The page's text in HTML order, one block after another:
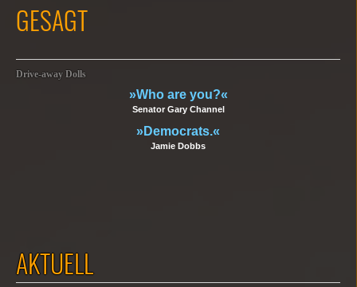
GESAGT
Drive-away Dolls
»Who are you?«
Senator Gary Channel
»Democrats.«
Jamie Dobbs
AKTUELL